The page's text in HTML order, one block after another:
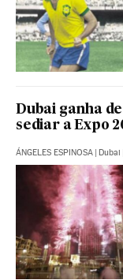
Dubai ganha
sediar a Expo
ÁNGELES ESPINOSA | Dubai